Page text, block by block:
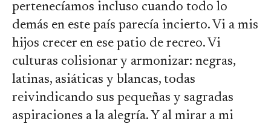
pertenecíamos incluso cuando todo lo
demás en este país parecía incierto. Vi a mis
hijos crecer en ese patio de recreo. Vi
culturas colisionar y armonizar: negras,
latinas, asiáticas y blancas, todas
reivindicando sus pequeñas y sagradas
aspiraciones a la alegría. Y al mirar a mi